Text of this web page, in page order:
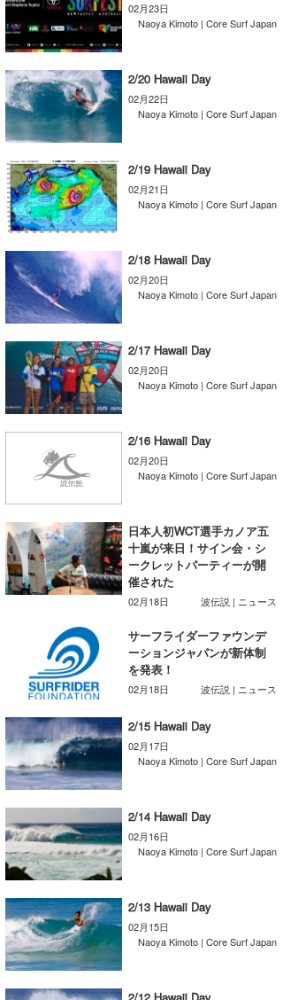
02月23日
Naoya Kimoto | Core Surf Japan
2/20 Hawaii Day
02月22日
Naoya Kimoto | Core Surf Japan
2/19 Hawaii Day
02月21日
Naoya Kimoto | Core Surf Japan
2/18 Hawaii Day
02月20日
Naoya Kimoto | Core Surf Japan
2/17 Hawaii Day
02月20日
Naoya Kimoto | Core Surf Japan
2/16 Hawaii Day
02月20日
Naoya Kimoto | Core Surf Japan
日本人初WCT選手カノア五
十嵐が来日！サイン会・シ
ークレットパーティーが開
催された
02月18日 波伝説 | ニュース
サーフライダーファウンデ
ーションジャパンが新体制
を発表！
02月18日 波伝説 | ニュース
2/15 Hawaii Day
02月17日
Naoya Kimoto | Core Surf Japan
2/14 Hawaii Day
02月16日
Naoya Kimoto | Core Surf Japan
2/13 Hawaii Day
02月15日
Naoya Kimoto | Core Surf Japan
arukasvision
DELTA FORCE SURF
CBA Films
熊谷素子
嵯峨明日香
進士剛光
田原啓江
植村未来
大野”MAR”修聖
喜納海人
+☆maki☆+
Aichan
chan-U
ECE
H
KID
KOBU
KY
mitz
OYZ
S.K
Soulman
VAGY
waka☆=
YUKI☆
たっちー
ハンマー
まっきー
三輪予報士
小川予報士
上田純子
上條将美
唐澤予報士
SancheZ
ゴン
米山予報士